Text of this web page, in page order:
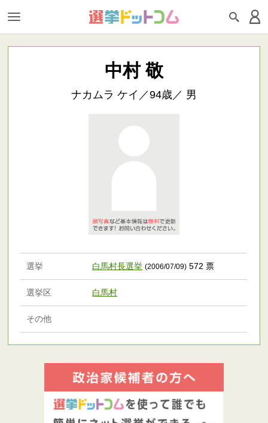
中村 敬
ナカムラ ケイ／94歳／ 男
選挙 白馬村長選挙 (2006/07/09) 572 票
選挙区 白馬村
その他